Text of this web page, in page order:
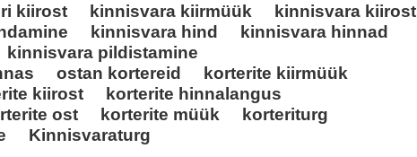
kiirost kinnisvara kiirmüük
kinnisvara kiirost
kinnisvara hind
kinnisvara hinnad
kinnisvara pildistamine
ostan kortereid
korterite kiirmüük
kiirost
korterite hinnalangus
ost korterite müük
korteriturg
Kinnisvaraturg